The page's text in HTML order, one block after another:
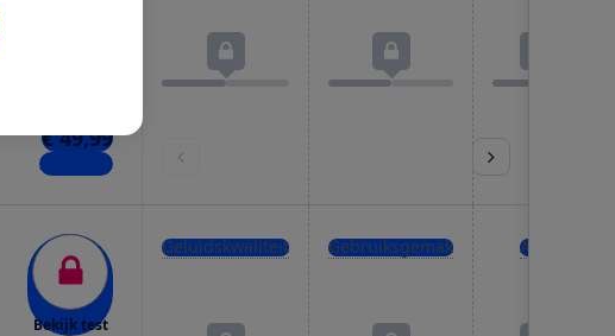
€ 49,99
2 winkels
Bekijk test
Geluidskwaliteit Gebruiksgemak Accu